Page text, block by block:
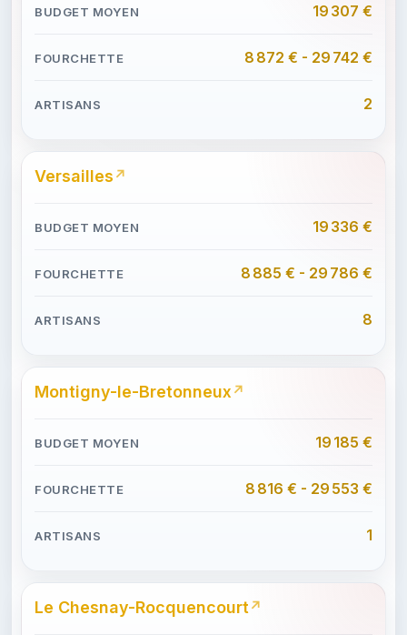
19 307 €
8 872 € - 29 742 €
2
Versailles
19 336 €
8 885 € - 29 786 €
8
Montigny-le-Bretonneux
19 185 €
8 816 € - 29 553 €
1
Le Chesnay-Rocquencourt